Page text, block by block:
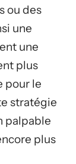
ou des
une
une
plus
pour le
stratégie
palpable
plus